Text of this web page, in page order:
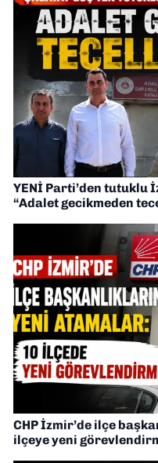
YENİ Parti’den
“Adalet gecikmeden
CHP İzmir’de ilçe
ilçeye yeni